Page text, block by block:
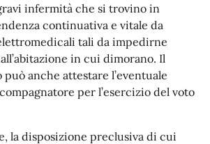
infermità che si trovino in
continuativa e vitale da
tali da impedirne
in cui dimorano. Il
anche attestare l’eventuale
per l’esercizio del voto
la disposizione preclusiva di cui